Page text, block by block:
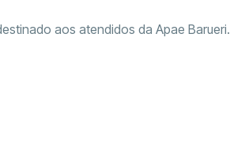
aos atendidos da Apae Barueri.